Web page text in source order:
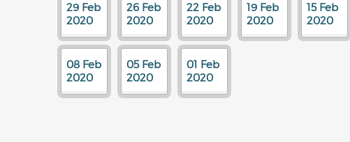
29 Feb
2020
26 Feb
2020
22 Feb
2020
19 Feb
2020
15 Feb
2020
08 Feb
2020
05 Feb
2020
01 Feb
2020